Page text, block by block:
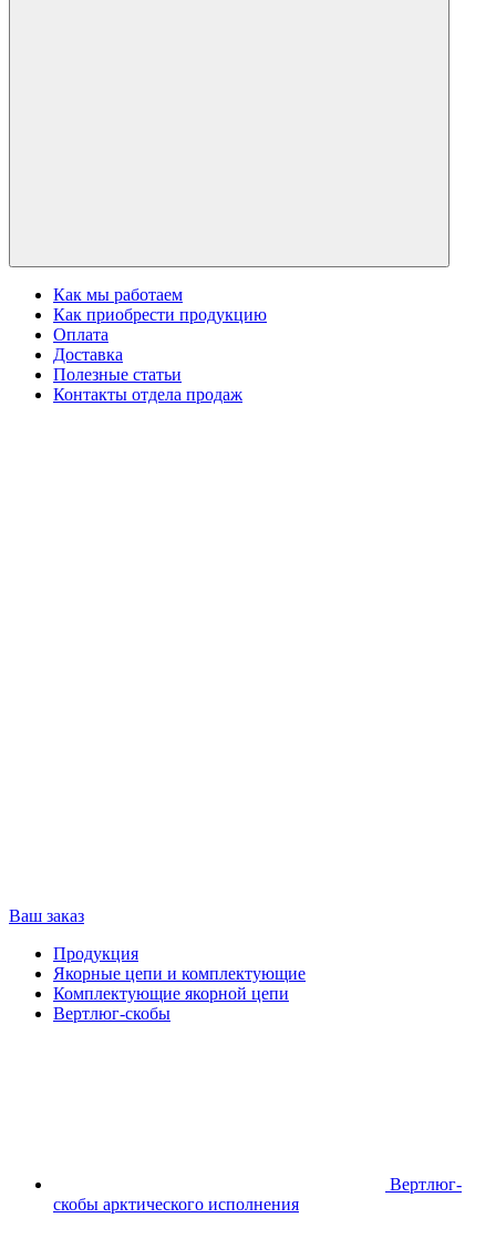
Как мы работаем
Как приобрести продукцию
Оплата
Доставка
Полезные статьи
Контакты отдела продаж
Ваш заказ
Продукция
Якорные цепи и комплектующие
Комплектующие якорной цепи
Вертлюг-скобы
Вертлюг-
скобы арктического исполнения